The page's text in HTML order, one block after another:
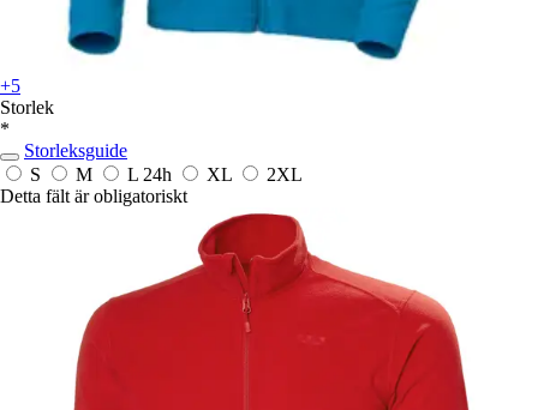
+5
Storlek
*
Storleksguide
S
M L 24h XL
2XL
Detta fält är obligatoriskt